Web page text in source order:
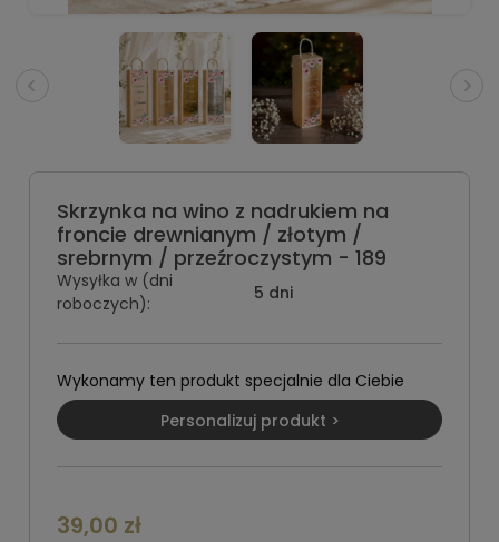
Skrzynka na wino z nadrukiem na
froncie drewnianym / złotym /
srebrnym / przeźroczystym - 189
Wysyłka w (dni
roboczych):
5 dni
Wykonamy ten produkt specjalnie dla Ciebie
Personalizuj produkt >
39,00 zł